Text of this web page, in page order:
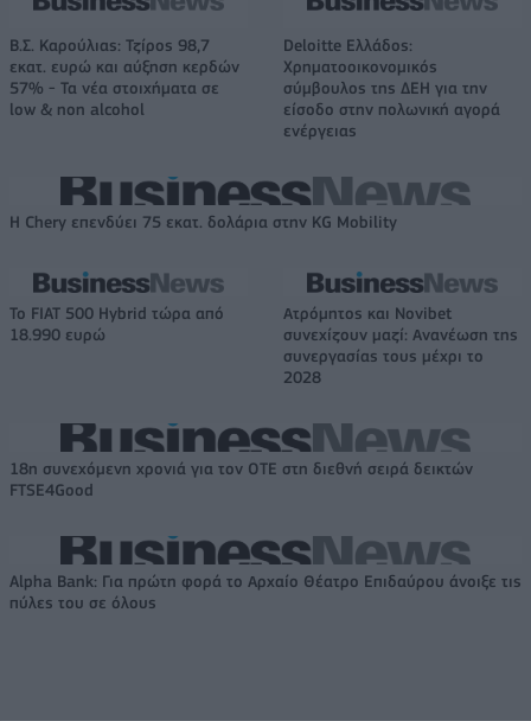
Β.Σ. Καρούλιας: Τζίρος 98,7
εκατ. ευρώ και αύξηση κερδών
57% - Τα νέα στοιχήματα σε
low & non alcohol
Deloitte Ελλάδος:
Χρηματοοικονομικός
σύμβουλος της ΔΕΗ για την
είσοδο στην πολωνική αγορά
ενέργειας
Η Chery επενδύει 75 εκατ. δολάρια στην KG Mobility
Το FIAT 500 Hybrid τώρα από
18.990 ευρώ
Ατρόμητος και Novibet
συνεχίζουν μαζί: Ανανέωση της
συνεργασίας τους μέχρι το
2028
18η συνεχόμενη χρονιά για τον ΟΤΕ στη διεθνή σειρά δεικτών
FTSE4Good
Alpha Bank: Για πρώτη φορά το Αρχαίο Θέατρο Επιδαύρου άνοιξε τις
πύλες του σε όλους